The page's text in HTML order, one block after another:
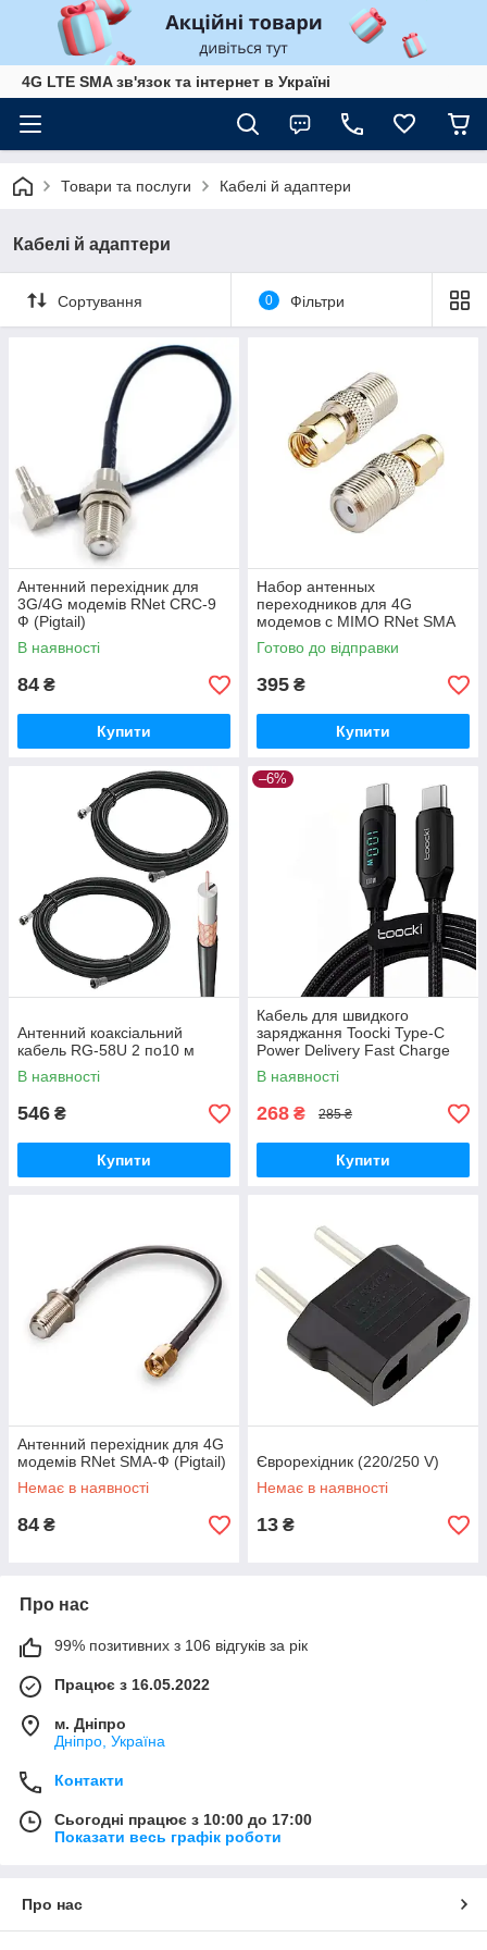
4G LTE SMA зв'язок та інтернет в Україні
Товари та послуги Кабелі й адаптери
Кабелі й адаптери
Сортування 0 Фільтри
Антенний перехідник для
3G/4G модемів RNet CRC-9
Ф (Pigtail)
В наявності
84 ₴
Купити
Набор антенных
переходников для 4G
модемов с MIMO RNet SMA
Ф
Готово до відправки
395 ₴
Купити
Антенний коаксіальний
кабель RG-58U 2 по10 м
В наявності
546 ₴
Купити
–6%
Кабель для швидкого
заряджання Toocki Type-C
Power Delivery Fast Charge
PD, QC3.0 100w з дисплеєм
Black, 2 метри
В наявності
268 ₴ 285 ₴
Купити
Антенний перехідник для 4G
модемів RNet SMA-Ф (Pigtail)
Немає в наявності
84 ₴
Єврорехідник (220/250 V)
Немає в наявності
13 ₴
Про нас
99% позитивних з 106 відгуків за рік
Працює з 16.05.2022
м. Дніпро
Дніпро, Україна
Контакти
Сьогодні працює з 10:00 до 17:00
Показати весь графік роботи
Про нас